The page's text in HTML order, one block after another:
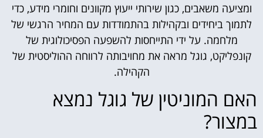
ומציעה משאבים, כגון שירותי ייעוץ מקוונים וחומרי מידע, כדי
לתמוך ביחידים ובקהילות בהתמודדות עם המחיר הרגשי של
מלחמה. על ידי התייחסות להשפעה הפסיכולוגית של
קונפליקט, גוגל מראה את מחויבותה לרווחה ההוליסטית של
הקהילה.
האם המוניטין של גוגל נמצא
במצור?